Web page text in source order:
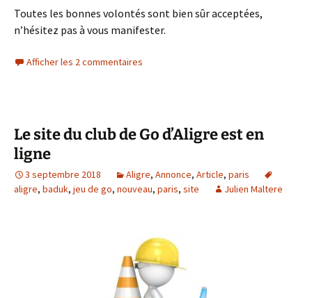
Toutes les bonnes volontés sont bien sûr acceptées,
n’hésitez pas à vous manifester.
Afficher les 2 commentaires
Le site du club de Go d’Aligre est en
ligne
3 septembre 2018 Aligre, Annonce, Article, paris
aligre, baduk, jeu de go, nouveau, paris, site Julien Maltere